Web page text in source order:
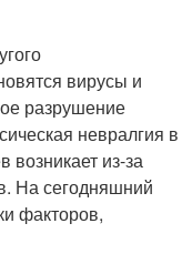
вирусы и
разрушение
невралгия в
из-за
На сегодняшний
факторов,